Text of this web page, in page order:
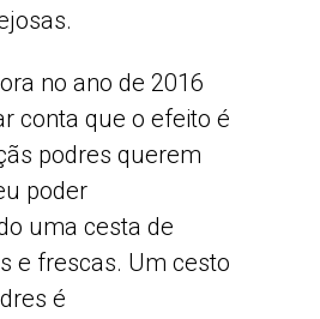
no ano de 2016
conta que o efeito é
podres querem
poder
uma cesta de
e frescas. Um cesto
é